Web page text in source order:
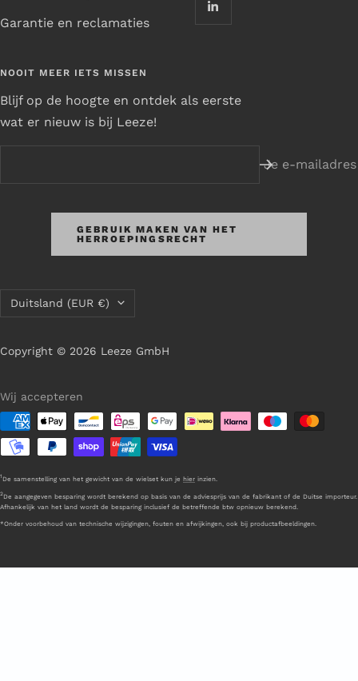
Garantie en reclamaties
NOOIT MEER IETS MISSEN
Blijf op de hoogte en ontdek als eerste
wat er nieuw is bij Leeze!
Je e-mailadres
GEBRUIK MAKEN VAN HET
HERROEPINGSRECHT
Land/regio Duitsland (EUR €)
Copyright © 2026 Leeze GmbH
Wij accepteren
1 De samenstelling van het gewicht van de wielset kun je hier inzien.
2De aangegeven besparing wordt berekend op basis van de adviesprijs van de fabrikant of de Duitse importeur.
Afhankelijk van het land wordt de besparing inclusief de betreffende btw opnieuw berekend.
*Onder voorbehoud van technische wijzigingen, fouten en afwijkingen, ook bij productafbeeldingen.